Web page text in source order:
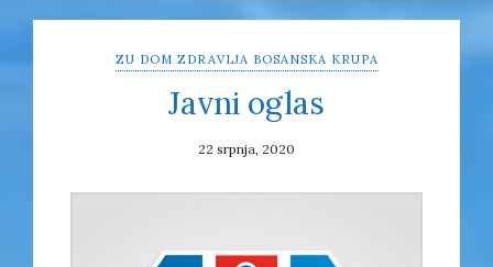
ZU DOM ZDRAVLJA BOSANSKA KRUPA
Javni oglas
22 srpnja, 2020